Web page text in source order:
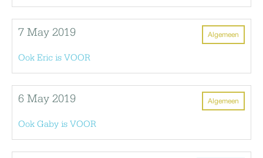
Algemeen
7 May 2019
Ook Eric is VOOR
Algemeen
6 May 2019
Ook Gaby is VOOR